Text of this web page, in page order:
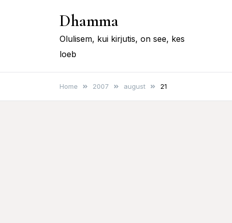
Dhamma
Olulisem, kui kirjutis, on see, kes
loeb
Home 2007 august 21